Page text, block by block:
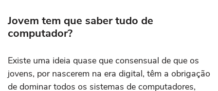
Jovem tem que saber tudo de
computador?
Existe uma ideia quase que consensual de que os
jovens, por nascerem na era digital, têm a obrigação
de dominar todos os sistemas de computadores,